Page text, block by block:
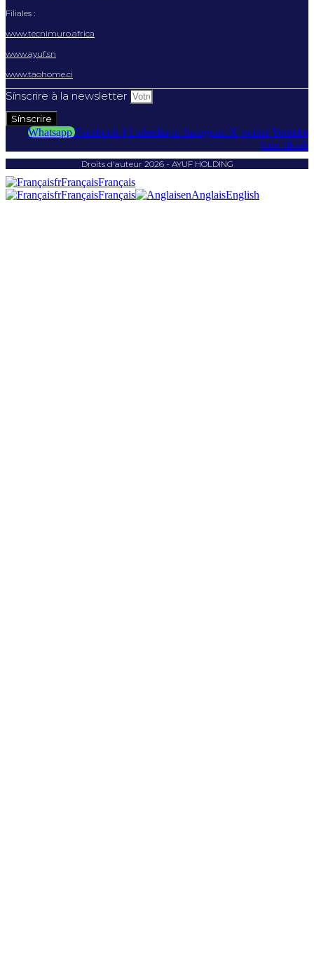
Filiales :
www.tecnimuro.africa
www.ayuf.sn
www.taohome.ci
Sínscrire à la newsletter
Sínscrire
Whatsapp Facebook-f Linkedin-in Instagram X-twitterYoutube
Icon-tiktok
Droits d'auteur 2026 - AYUF HOLDING
frFrançaisFrançais
frFrançaisFrançais enAnglaisEnglish